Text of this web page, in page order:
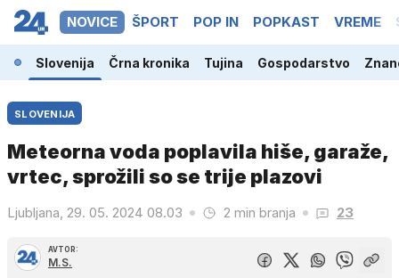
NOVICE ŠPORT POP IN POPKAST VREME
Slovenija Črna kronika Tujina Gospodarstvo
SLOVENIJA
Meteorna voda poplavila hiše, garaže,
vrtec, sprožili so se trije plazovi
Ljubljana, 29. 05. 2024 08.03 2 min branja 23
AVTOR:
M.S.